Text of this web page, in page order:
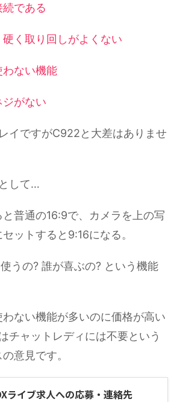
続である
硬く取り回しがよくない
わない機能
ジがない
イですがC922と大差はありませ
して…
普通の16:9で、カメラを上の写
ットすると9:16になる。
うの? 誰が喜ぶの? という機能
ない機能が多いのに価格が高い
チャットレディには不要という
意見です。
ライブ求人への応募・連絡先